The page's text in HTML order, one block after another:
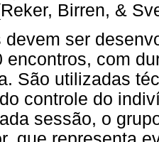
Birren, &
devem ser
encontros, com
São utilizadas
controle do
sessão, o